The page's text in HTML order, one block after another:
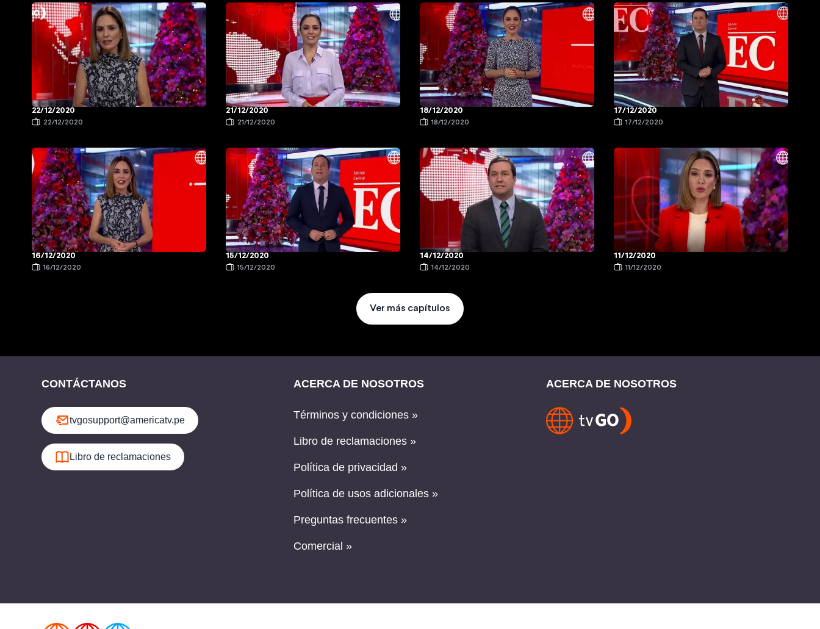
22/12/2020
22/12/2020
21/12/2020
21/12/2020
18/12/2020
18/12/2020
17/12/2020
17/12/2020
16/12/2020
16/12/2020
15/12/2020
15/12/2020
14/12/2020
14/12/2020
11/12/2020
11/12/2020
Ver más capítulos
CONTÁCTANOS
tvgosupport@americatv.pe
Libro de reclamaciones
ACERCA DE NOSOTROS
Términos y condiciones »
Libro de reclamaciones »
Política de privacidad »
Política de usos adicionales »
Preguntas frecuentes »
Comercial »
ACERCA DE NOSOTROS